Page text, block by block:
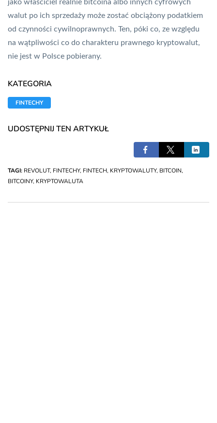
jako właściciel realnie bitcoina albo innych cyfrowych
walut po ich sprzedaży może zostać obciążony podatkiem
od czynności cywilnoprawnych. Ten, póki co, ze względu
na wątpliwości co do charakteru prawnego kryptowalut,
nie jest w Polsce pobierany.
KATEGORIA
FINTECHY
UDOSTĘPNIJ TEN ARTYKUŁ
TAGI: REVOLUT, FINTECHY, FINTECH, KRYPTOWALUTY, BITCOIN,
BITCOINY, KRYPTOWALUTA